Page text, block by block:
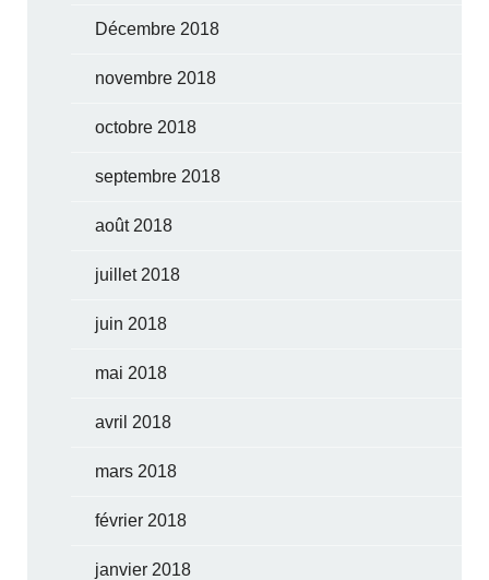
Décembre 2018
novembre 2018
octobre 2018
septembre 2018
août 2018
juillet 2018
juin 2018
mai 2018
avril 2018
mars 2018
février 2018
janvier 2018